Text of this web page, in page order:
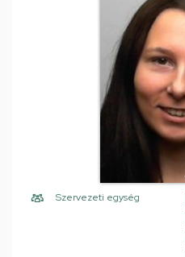
Szervezeti egység